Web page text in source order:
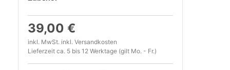
39,00 €
inkl. MwSt. inkl. Versandkosten
Lieferzeit ca. 5 bis 12 Werktage (gilt Mo. - Fr.)